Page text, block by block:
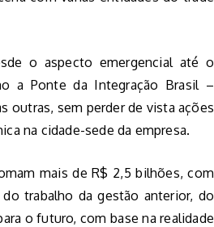
o aspecto emergencial até o
a Ponte da Integração Brasil –
outras, sem perder de vista ações
na cidade-sede da empresa.
mais de R$ 2,5 bilhões, com
trabalho da gestão anterior, do
o futuro, com base na realidade